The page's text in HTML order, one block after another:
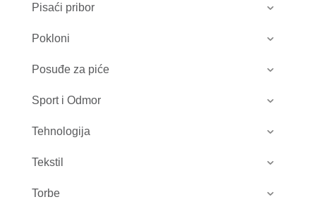
Pisaći pribor
Pokloni
Posuđe za piće
Sport i Odmor
Tehnologija
Tekstil
Torbe